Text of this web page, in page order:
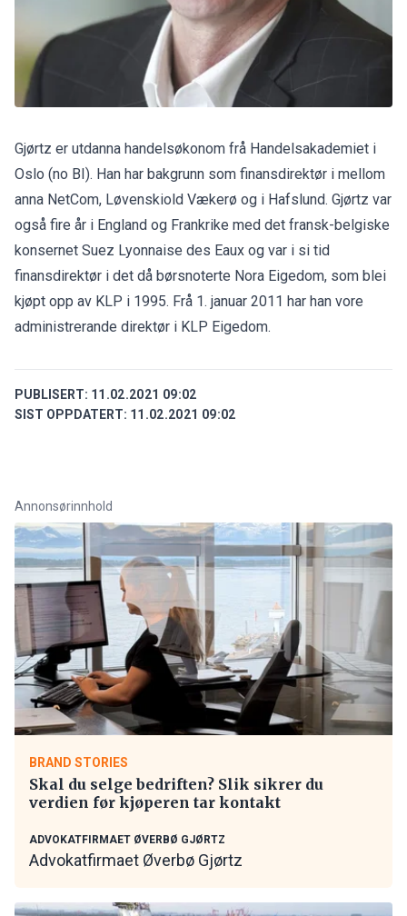
Gjørtz er utdanna handelsøkonom frå Handelsakademiet i
Oslo (no BI). Han har bakgrunn som finansdirektør i mellom
anna NetCom, Løvenskiold Vækerø og i Hafslund. Gjørtz var
også fire år i England og Frankrike med det fransk-belgiske
konsernet Suez Lyonnaise des Eaux og var i si tid
finansdirektør i det då børsnoterte Nora Eigedom, som blei
kjøpt opp av KLP i 1995. Frå 1. januar 2011 har han vore
administrerande direktør i KLP Eigedom.
PUBLISERT: 11.02.2021 09:02
SIST OPPDATERT: 11.02.2021 09:02
Annonsørinnhold
BRAND STORIES
Skal du selge bedriften? Slik sikrer du
verdien før kjøperen tar kontakt
ADVOKATFIRMAET ØVERBØ GJØRTZ
Advokatfirmaet Øverbø Gjørtz